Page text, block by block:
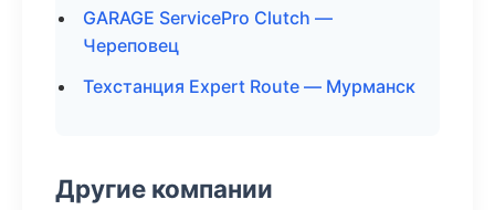
GARAGE ServicePro Clutch —
Череповец
Техстанция Expert Route — Мурманск
Другие компании